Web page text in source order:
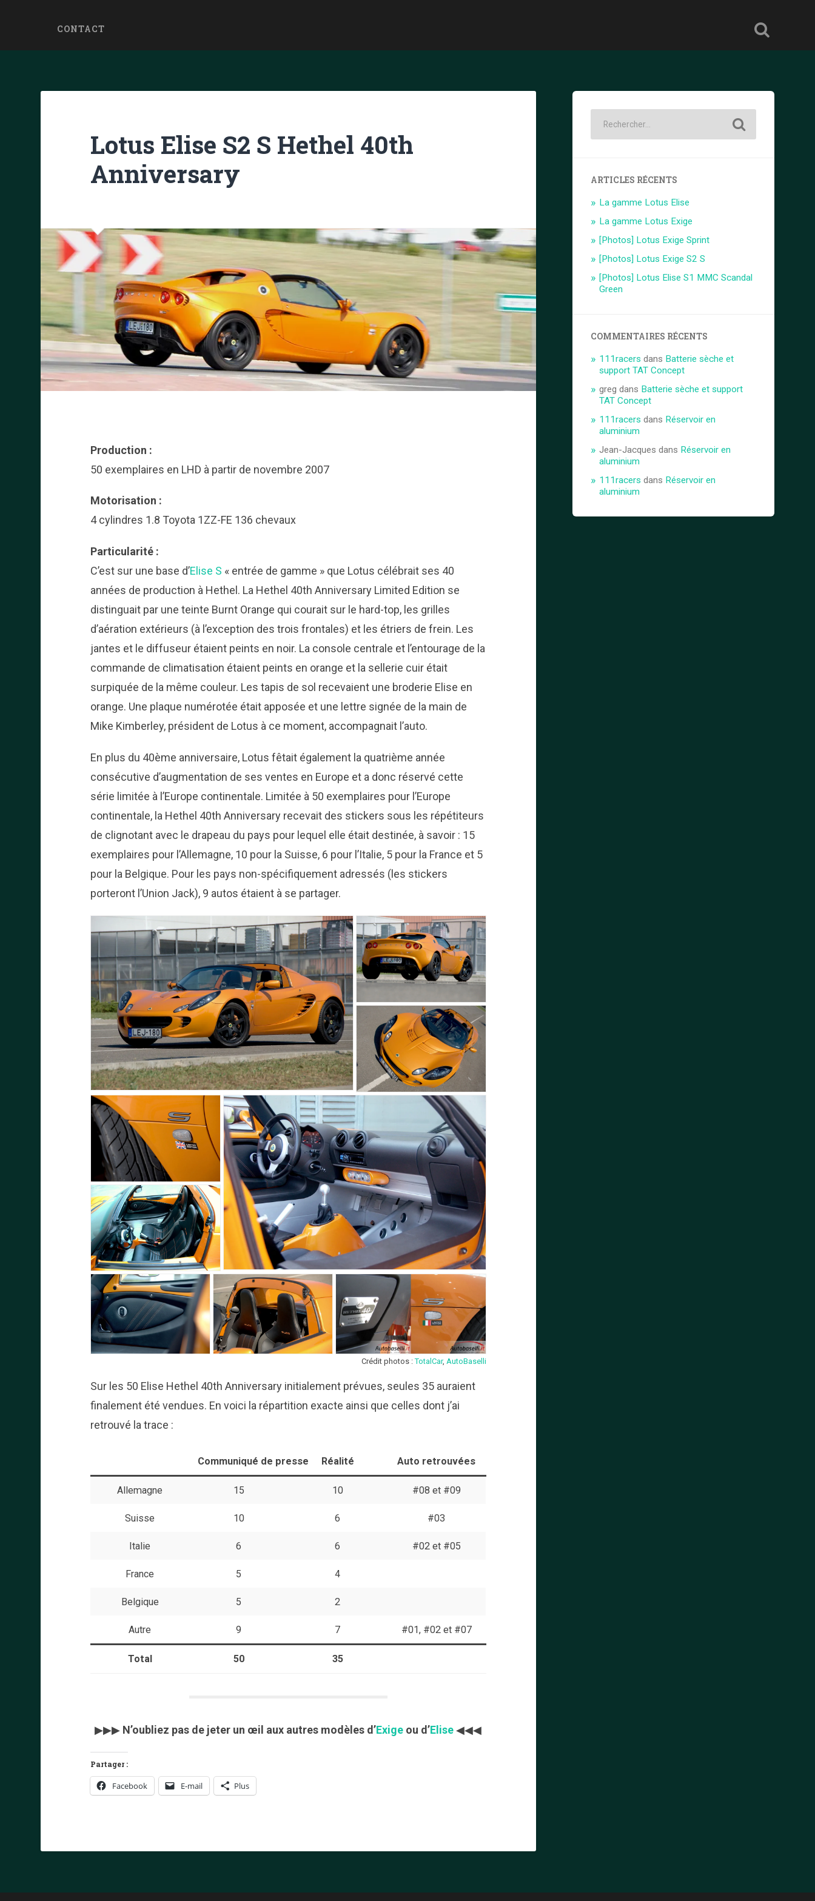
CONTACT
Lotus Elise S2 S Hethel 40th
Anniversary
Production :
50 exemplaires en LHD à partir de novembre 2007
Motorisation :
4 cylindres 1.8 Toyota 1ZZ-FE 136 chevaux
Particularité :
C’est sur une base d’Elise S « entrée de gamme » que Lotus célébrait ses 40
années de production à Hethel. La Hethel 40th Anniversary Limited Edition se
distinguait par une teinte Burnt Orange qui courait sur le hard-top, les grilles
d’aération extérieurs (à l’exception des trois frontales) et les étriers de frein. Les
jantes et le diffuseur étaient peints en noir. La console centrale et l’entourage de la
commande de climatisation étaient peints en orange et la sellerie cuir était
surpiquée de la même couleur. Les tapis de sol recevaient une broderie Elise en
orange. Une plaque numérotée était apposée et une lettre signée de la main de
Mike Kimberley, président de Lotus à ce moment, accompagnait l’auto.
En plus du 40ème anniversaire, Lotus fêtait également la quatrième année
consécutive d’augmentation de ses ventes en Europe et a donc réservé cette
série limitée à l’Europe continentale. Limitée à 50 exemplaires pour l’Europe
continentale, la Hethel 40th Anniversary recevait des stickers sous les répétiteurs
de clignotant avec le drapeau du pays pour lequel elle était destinée, à savoir : 15
exemplaires pour l’Allemagne, 10 pour la Suisse, 6 pour l’Italie, 5 pour la France et 5
pour la Belgique. Pour les pays non-spécifiquement adressés (les stickers
porteront l’Union Jack), 9 autos étaient à se partager.
Crédit photos :TotalCar, AutoBaselli
Sur les 50 Elise Hethel 40th Anniversary initialement prévues, seules 35 auraient
finalement été vendues. En voici la répartition exacte ainsi que celles dont j’ai
retrouvé la trace :
Communiqué de presse Réalité Auto retrouvées
Allemagne 15 10 #08 et #09
Suisse 10 6 #03
Italie 6 6 #02 et #05
France 5 4
Belgique 5 2
Autre 9 7 #01, #02 et #07
Total 50 35
▶▶▶ N’oubliez pas de jeter un œil aux autres modèles d’Exige ou d’Elise◀◀◀
Partager :
Facebook E-mail Plus
ARTICLES RÉCENTS
La gamme Lotus Elise
La gamme Lotus Exige
[Photos] Lotus Exige Sprint
[Photos] Lotus Exige S2 S
[Photos] Lotus Elise S1 MMC Scandal
Green
COMMENTAIRES RÉCENTS
111racers dans Batterie sèche et
support TAT Concept
greg dans Batterie sèche et support
TAT Concept
111racers dans Réservoir en
aluminium
Jean-Jacques dans Réservoir en
aluminium
111racers dans Réservoir en
aluminium